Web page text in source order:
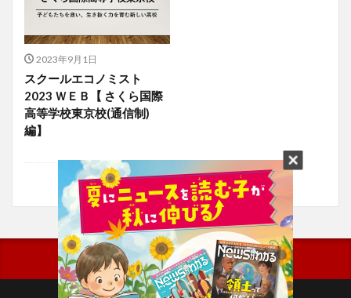
2023年9月1日
スクールエコノミスト
2023 ＷＥＢ【 さくら国際
高等学校東京校(通信制)
編】